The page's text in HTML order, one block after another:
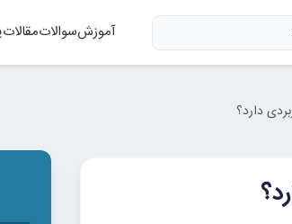
آموزشسوالاتمقالات